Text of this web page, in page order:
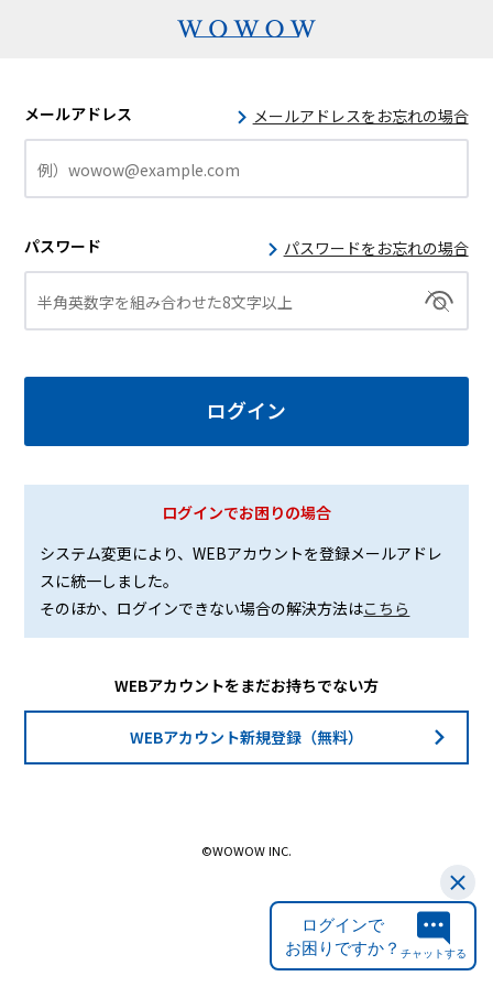
メールアドレス メールアドレスをお忘れの場合
パスワード パスワードをお忘れの場合
ログインでお困りの場合
システム変更により、WEBアカウントを登録メールアドレ
スに統一しました。
そのほか、ログインできない場合の解決方法はこちら
WEBアカウントをまだお持ちでない方
WEBアカウント新規登録（無料）
©WOWOW INC.
ログインで
お困りですか？ チャットする